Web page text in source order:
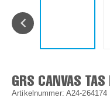
GRS CANVAS
Artikelnummer: A24-264174